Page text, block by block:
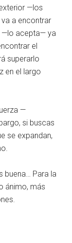
—los
a encontrar
—lo acepta— ya
el
superarlo
en el largo
—
si buscas
se expandan,
buena… Para la
ánimo, más